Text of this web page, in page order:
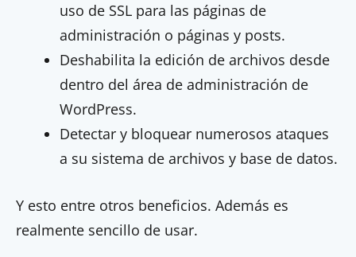
uso de SSL para las páginas de
administración o páginas y posts.
Deshabilita la edición de archivos desde
dentro del área de administración de
WordPress.
Detectar y bloquear numerosos ataques
a su sistema de archivos y base de datos.
Y esto entre otros beneficios. Además es
realmente sencillo de usar.